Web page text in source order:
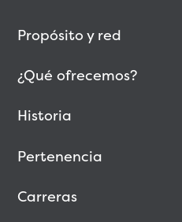
Propósito y red
¿Qué ofrecemos?
Historia
Pertenencia
Carreras